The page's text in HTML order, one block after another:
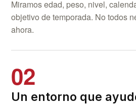
Miramos edad, peso, nivel,
objetivo de temporada. No todos
ahora.
02
Un entorno que